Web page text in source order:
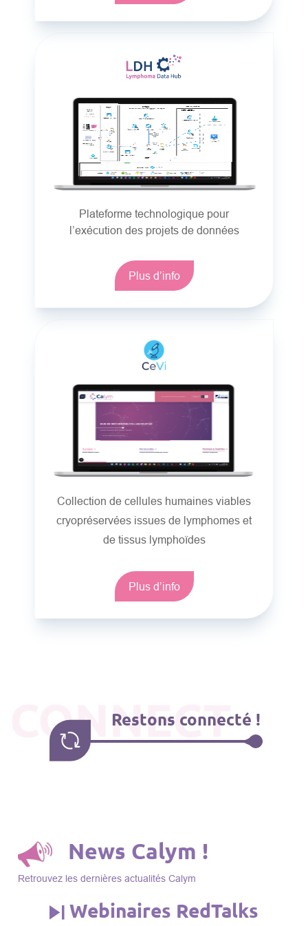
Plateforme technologique pour
l’exécution des projets de données
Plus d’info
Collection de cellules humaines viables
cryopréservées issues de lymphomes et
de tissus lymphoïdes
Plus d’info
CONNECT
Restons connecté !
News Calym !
Retrouvez les dernières actualités Calym
Webinaires RedTalks